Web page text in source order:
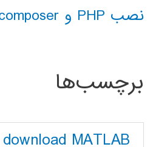
نصب PHP و composer در ویندوز 10
برچسب‌ها
download MATLAB